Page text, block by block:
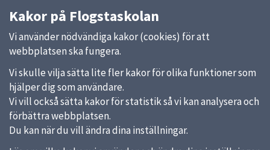
Kakor på Flogstaskolan
Vi använder nödvändiga kakor (cookies) för att
webbplatsen ska fungera.
Vi skulle vilja sätta lite fler kakor för olika funktioner som
hjälper dig som användare.
Vi vill också sätta kakor för statistik så vi kan analysera och
förbättra webbplatsen.
Du kan när du vill ändra dina inställningar.